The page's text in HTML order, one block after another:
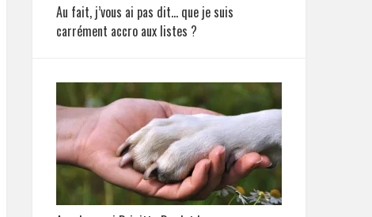
Au fait, j’vous ai pas dit… que je suis
carrément accro aux listes ?